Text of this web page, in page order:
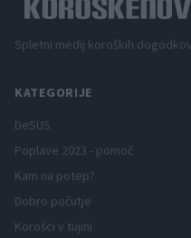
Spletni medij koroških
KATEGORIJE
DeSUS
Poplave 2023 - pomoč
Kam na potep?
Dobro počutje
Korošci v tujini